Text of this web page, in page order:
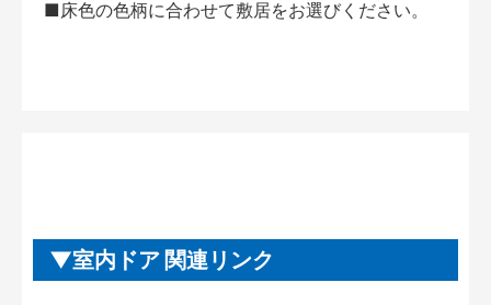
■床色の色柄に合わせて敷居をお選びください。
室内ドア 関連リンク